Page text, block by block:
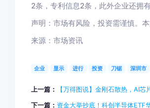
2条，专利信息2条，此外企业还拥
声明：市场有风险，投资需谨慎。
来源：市场资讯
企业 显示 进行 投资 刀锯 深圳市
上一篇：
【万得图说】金刚石散热，AI芯
下一篇： 资金大举抄底！科创半导体ETF